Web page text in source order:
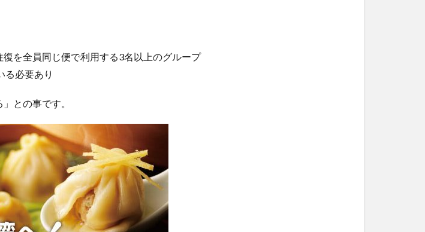
を全員同じ便で利用する3名以上のグループ
る必要あり
との事です。